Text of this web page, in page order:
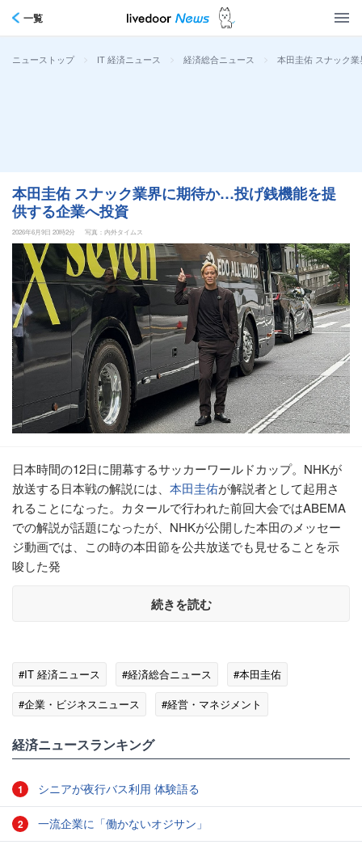
一覧
ニューストップ > IT 経済ニュース > 経済総合ニュース > 本田圭佑 スナック
本田圭佑 スナック業界に期待か…投げ銭機能を提
供する企業へ投資
2026年6月9日 20時2分 写真：内外タイムス
日本時間の12日に開幕するサッカーワールドカップ。NHKが
放送する日本戦の解説には、 本田圭佑が解説者として起用さ
れることになった。カタールで行われた前回大会ではABEMA
での解説が話題になったが、NHKが公開した本田のメッセー
ジ動画では、この時の本田節を公共放送でも見せることを示
唆した発
続きを読む
#IT 経済ニュース #経済総合ニュース
#本田圭佑
#企業・ビジネスニュース
#経営・マネジメント
経済ニュースランキング
1 シニアが夜行バス利用 体験語る
2 一流企業に「働かないオジサン」